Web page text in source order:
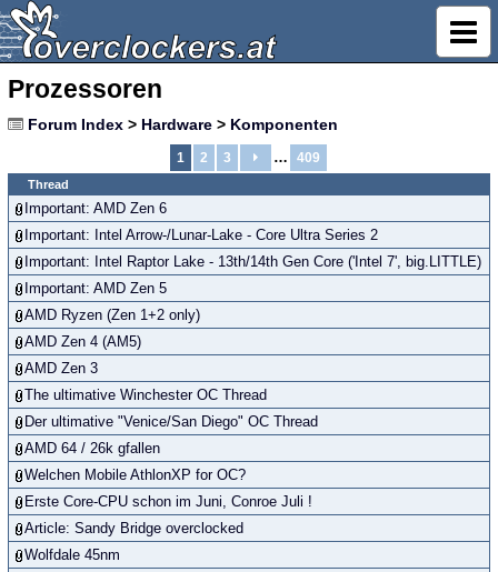
Prozessoren
Forum Index > Hardware > Komponenten
1 2 3 … 409
Thread
Important: AMD Zen 6
Important: Intel Arrow-/Lunar-Lake - Core Ultra Series 2
Important: Intel Raptor Lake - 13th/14th Gen Core ('Intel 7', big.LITTLE)
Important: AMD Zen 5
AMD Ryzen (Zen 1+2 only)
AMD Zen 4 (AM5)
AMD Zen 3
The ultimative Winchester OC Thread
Der ultimative "Venice/San Diego" OC Thread
AMD 64 / 26k gfallen
Welchen Mobile AthlonXP for OC?
Erste Core-CPU schon im Juni, Conroe Juli !
Article: Sandy Bridge overclocked
Wolfdale 45nm